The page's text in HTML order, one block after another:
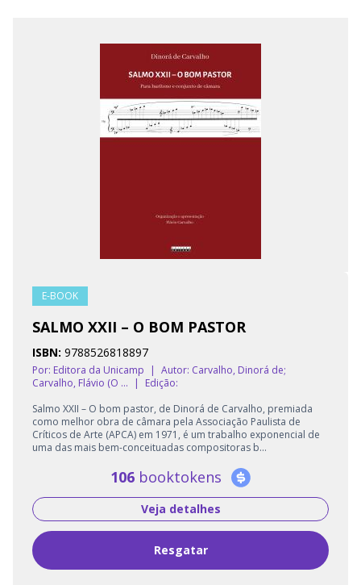
E-BOOK
SALMO XXII – O BOM PASTOR
ISBN: 9788526818897
Por: Editora da Unicamp | Autor: Carvalho, Dinorá de;
Carvalho, Flávio (O ...
|
Edição:
Salmo XXII – O bom pastor, de Dinorá de Carvalho, premiada
como melhor obra de câmara pela Associação Paulista de
Críticos de Arte (APCA) em 1971, é um trabalho exponencial de
uma das mais bem-conceituadas compositoras b...
106 booktokens
Veja detalhes
Resgatar